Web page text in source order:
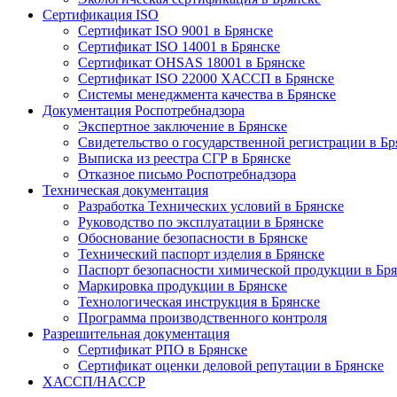
Сертификация ISO
Сертификат ISO 9001 в Брянске
Сертификат ISO 14001 в Брянске
Сертификат OHSAS 18001 в Брянске
Сертификат ISO 22000 ХАССП в Брянске
Системы менеджмента качества в Брянске
Документация Роспотребнадзора
Экспертное заключение в Брянске
Свидетельство о государственной регистрации в
Выписка из реестра СГР в Брянске
Отказное письмо Роспотребнадзора
Техническая документация
Разработка Технических условий в Брянске
Руководство по эксплуатации в Брянске
Обоснование безопасности в Брянске
Технический паспорт изделия в Брянске
Паспорт безопасности химической продукции в
Маркировка продукции в Брянске
Технологическая инструкция в Брянске
Программа производственного контроля
Разрешительная документация
Сертификат РПО в Брянске
Сертификат оценки деловой репутации в Брянске
ХАССП/HACCP